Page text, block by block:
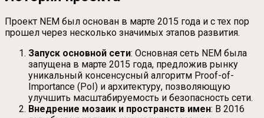
Проект NEM был основан в марте 2015 года и с тех пор
прошел через несколько значимых этапов развития.
Запуск основной сети: Основная сеть NEM была
запущена в марте 2015 года, предложив рынку
уникальный консенсусный алгоритм Proof-of-
Importance (PoI) и архитектуру, позволяющую
улучшить масштабируемость и безопасность сети.
Внедрение мозаик и пространств имен: В 2016